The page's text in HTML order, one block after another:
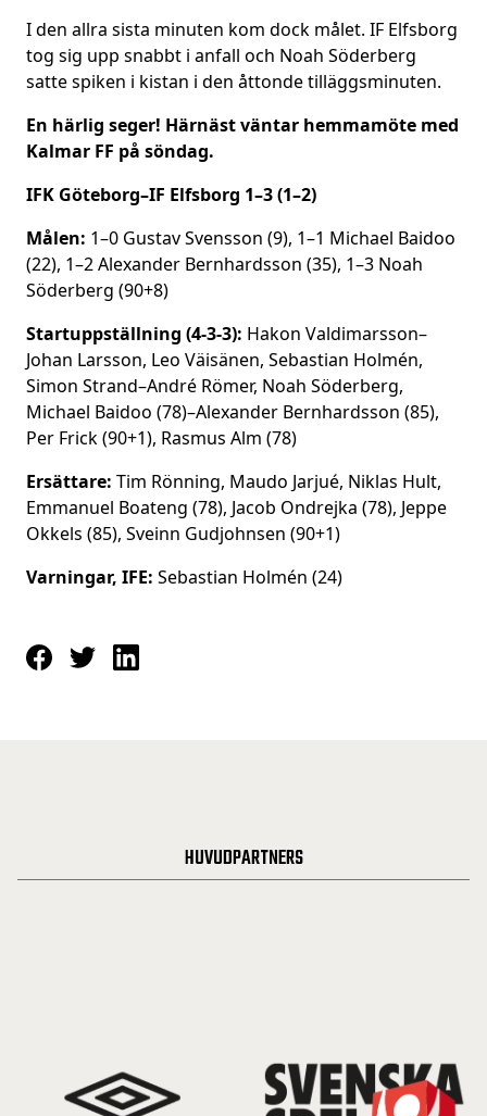
I den allra sista minuten kom dock målet. IF Elfsborg
tog sig upp snabbt i anfall och Noah Söderberg
satte spiken i kistan i den åttonde tilläggsminuten.
En härlig seger! Härnäst väntar hemmamöte med
Kalmar FF på söndag.
IFK Göteborg–IF Elfsborg 1–3 (1–2)
Målen: 1–0 Gustav Svensson (9), 1–1 Michael Baidoo
(22), 1–2 Alexander Bernhardsson (35), 1–3 Noah
Söderberg (90+8)
Startuppställning (4-3-3): Hakon Valdimarsson–
Johan Larsson, Leo Väisänen, Sebastian Holmén,
Simon Strand–André Römer, Noah Söderberg,
Michael Baidoo (78)–Alexander Bernhardsson (85),
Per Frick (90+1), Rasmus Alm (78)
Ersättare: Tim Rönning, Maudo Jarjué, Niklas Hult,
Emmanuel Boateng (78), Jacob Ondrejka (78), Jeppe
Okkels (85), Sveinn Gudjohnsen (90+1)
Varningar, IFE: Sebastian Holmén (24)
HUVUDPARTNERS